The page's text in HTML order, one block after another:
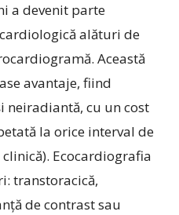
a devenit parte
alături de
Această
avantaje, fiind
neiradiantă, cu un cost
la orice interval de
Ecocardiografia
transtoracică,
de contrast sau